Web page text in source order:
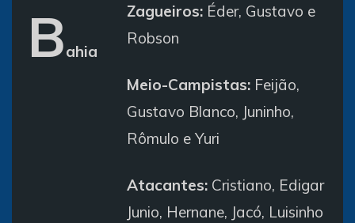
Bahia
Zagueiros: Éder, Gustavo e
Robson
Meio-Campistas: Feijão,
Gustavo Blanco, Juninho,
Rômulo e Yuri
Atacantes: Cristiano, Edigar
Junio, Hernane, Jacó, Luisinho